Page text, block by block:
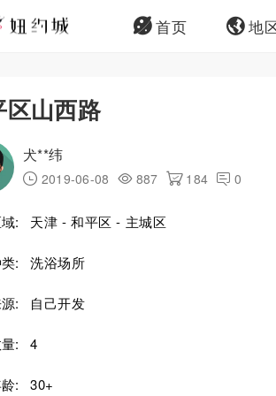
首页 地
区山西路
犬**纬
2019-06-08 887 184 0
: 天津 - 和平区 - 主城区
: 洗浴场所
: 自己开发
: 4
: 30+